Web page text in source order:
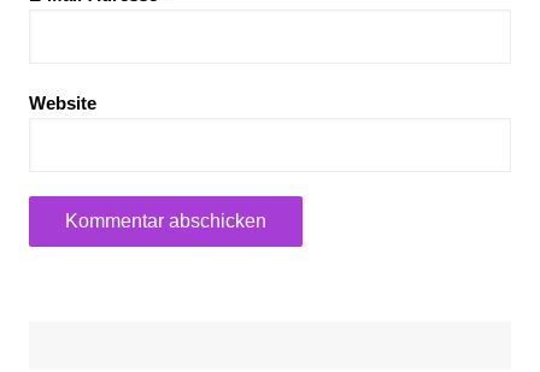
Website